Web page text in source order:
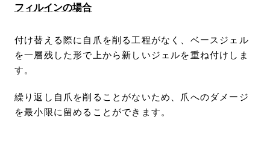
フィルインの場合
付け替える際に自爪を削る工程がなく、ベースジェル
を一層残した形で上から新しいジェルを重ね付けしま
す。
繰り返し自爪を削ることがないため、爪へのダメージ
を最小限に留めることができます。